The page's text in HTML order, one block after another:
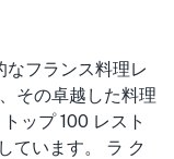
なフランス料理レ
その卓越した料理
ップ 100 レスト
ています。 ラ ク